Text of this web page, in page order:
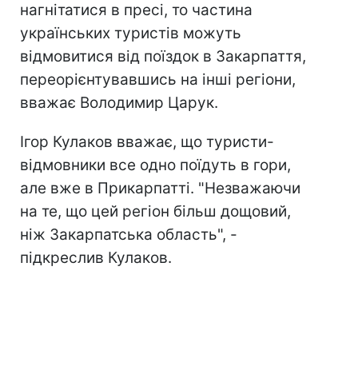
нагнітатися в пресі, то частина
українських туристів можуть
відмовитися від поїздок в Закарпаття,
переорієнтувавшись на інші регіони,
вважає Володимир Царук.
Ігор Кулаков вважає, що туристи-
відмовники все одно поїдуть в гори,
але вже в Прикарпатті. "Незважаючи
на те, що цей регіон більш дощовий,
ніж Закарпатська область", -
підкреслив Кулаков.